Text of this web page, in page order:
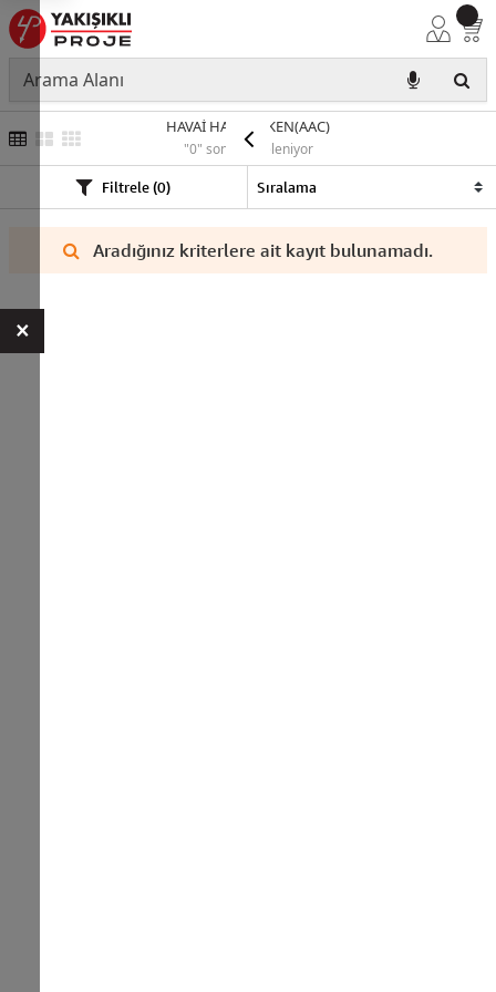
HAVAİ HAT İLETKEN(AAC)
"0" sonuç listeleniyor
Filtrele (0)
Aradığınız kriterlere ait kayıt bulunamadı.
×